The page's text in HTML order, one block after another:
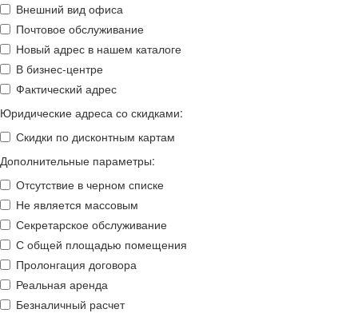
Внешний вид офиса
Почтовое обслуживание
Новый адрес в нашем каталоге
В бизнес-центре
Фактический адрес
Юридические адреса со скидками:
Скидки по дисконтным картам
Дополнительные параметры:
Отсутствие в черном списке
Не является массовым
Секретарское обслуживание
С общей площадью помещения
Пролонгация договора
Реальная аренда
Безналичный расчет